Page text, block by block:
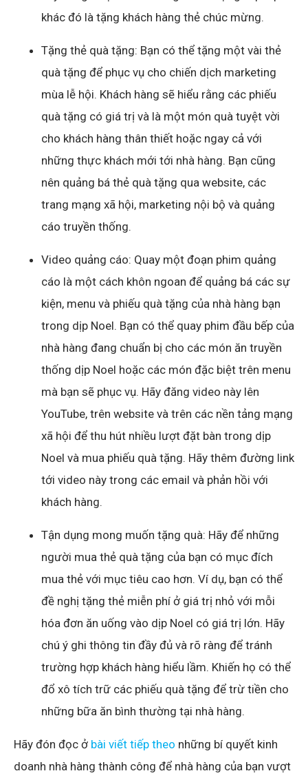
khác đó là tặng khách hàng thẻ chúc mừng.
Tặng thẻ quà tặng: Bạn có thể tặng một vài thẻ
quà tặng để phục vụ cho chiến dịch marketing
mùa lễ hội. Khách hàng sẽ hiểu rằng các phiếu
quà tặng có giá trị và là một món quà tuyệt vời
cho khách hàng thân thiết hoặc ngay cả với
những thực khách mới tới nhà hàng. Bạn cũng
nên quảng bá thẻ quà tặng qua website, các
trang mạng xã hội, marketing nội bộ và quảng
cáo truyền thống.
Video quảng cáo: Quay một đoạn phim quảng
cáo là một cách khôn ngoan để quảng bá các sự
kiện, menu và phiếu quà tặng của nhà hàng bạn
trong dịp Noel. Bạn có thể quay phim đầu bếp của
nhà hàng đang chuẩn bị cho các món ăn truyền
thống dịp Noel hoặc các món đặc biệt trên menu
mà bạn sẽ phục vụ. Hãy đăng video này lên
YouTube, trên website và trên các nền tảng mạng
xã hội để thu hút nhiều lượt đặt bàn trong dịp
Noel và mua phiếu quà tặng. Hãy thêm đường link
tới video này trong các email và phản hồi với
khách hàng.
Tận dụng mong muốn tặng quà: Hãy để những
người mua thẻ quà tặng của bạn có mục đích
mua thẻ với mục tiêu cao hơn. Ví dụ, bạn có thể
đề nghị tặng thẻ miễn phí ở giá trị nhỏ với mỗi
hóa đơn ăn uống vào dịp Noel có giá trị lớn. Hãy
chú ý ghi thông tin đầy đủ và rõ ràng để tránh
trường hợp khách hàng hiểu lầm. Khiến họ có thể
đổ xô tích trữ các phiếu quà tặng để trừ tiền cho
những bữa ăn bình thường tại nhà hàng.
Hãy đón đọc ở bài viết tiếp theo những bí quyết kinh
doanh nhà hàng thành công để nhà hàng của bạn vượt